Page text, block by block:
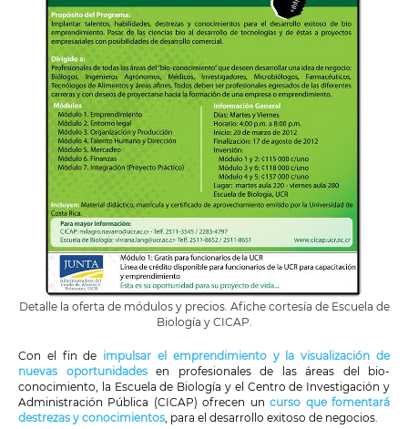
Detalle la oferta de módulos y precios. Afiche cortesía de Escuela de
Biología y CICAP.
Con el fin de impulsar el emprendimiento y la visualización de
nuevas oportunidades en profesionales de las áreas del bio-
conocimiento, la Escuela de Biología y el Centro de Investigación y
Administración Pública (CICAP) ofrecen uncurso que fomentará
destrezas y conocimientos , para el desarrollo exitoso de negocios.